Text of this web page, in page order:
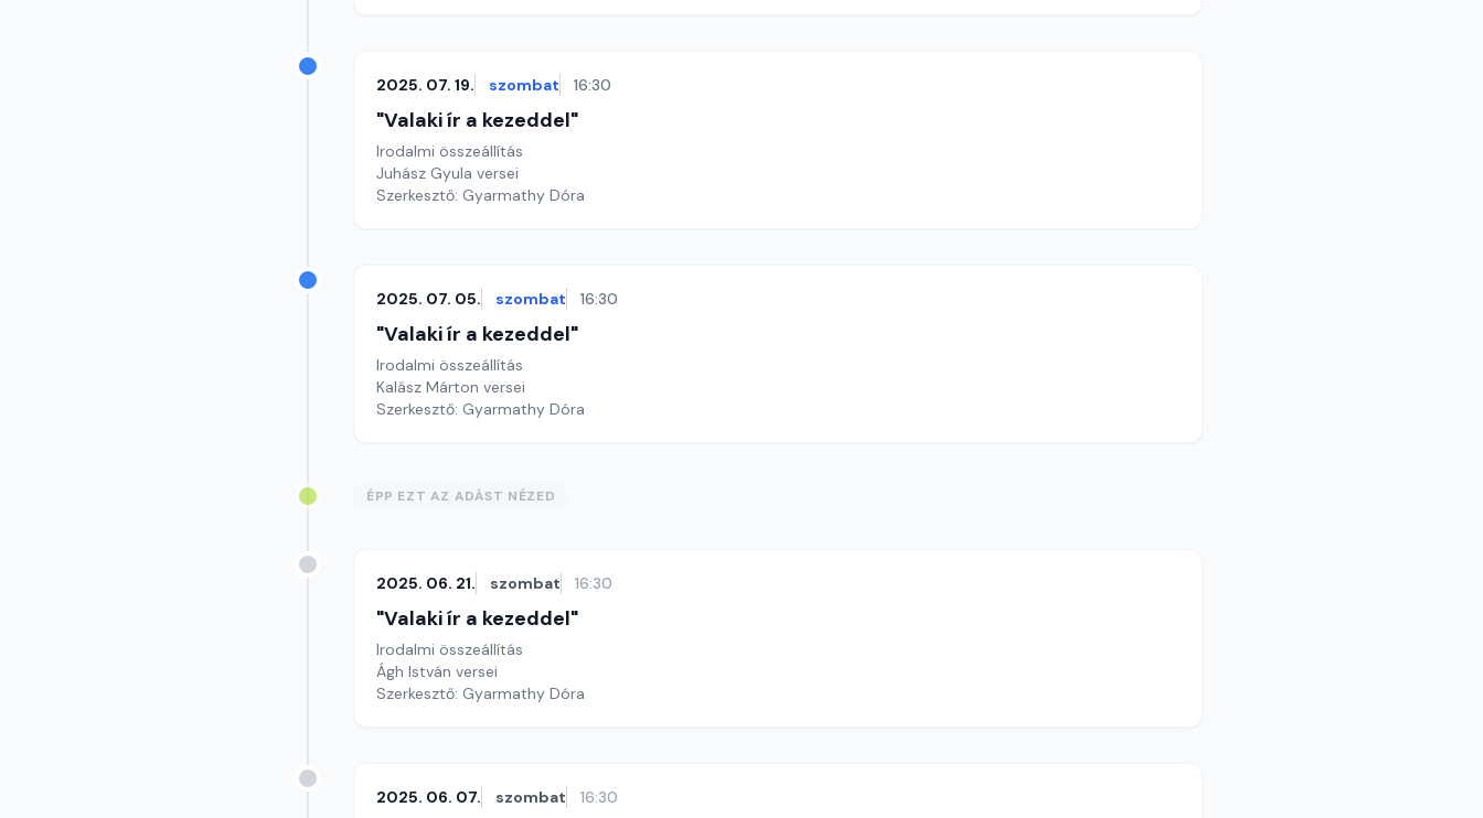
2025. 07. 19. szombat 16:30
"Valaki ír a kezeddel"
Irodalmi összeállítás
Juhász Gyula versei
Szerkesztő: Gyarmathy Dóra
2025. 07. 05. szombat 16:30
"Valaki ír a kezeddel"
Irodalmi összeállítás
Kalász Márton versei
Szerkesztő: Gyarmathy Dóra
ÉPP EZT AZ ADÁST NÉZED
2025. 06. 21. szombat 16:30
"Valaki ír a kezeddel"
Irodalmi összeállítás
Ágh István versei
Szerkesztő: Gyarmathy Dóra
2025. 06. 07. szombat 16:30